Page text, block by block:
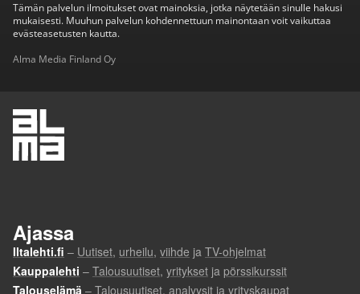
Tämän palvelun ilmoitukset ovat mainoksia, jotka näytetään sinulle hakusi
mukaisesti. Muuhun palvelun kohdennettuun mainontaan voit vaikuttaa
evästeasetusten kautta.
Alma Media Finland Oy